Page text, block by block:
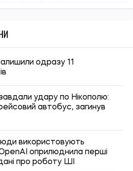
одразу 11
удару по Нікополю:
автобус, загинув
використовують
оприлюднила перші
про роботу ШІ